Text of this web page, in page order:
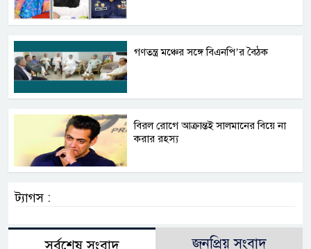
গণতন্ত্র মঞ্চের সঙ্গে বিএনপি’র বৈঠক
বিরল রোগে আক্রান্তই সালমানের বিয়ে না
করার রহস্য
ট্যাগস :
জনপ্রিয় সংবাদ